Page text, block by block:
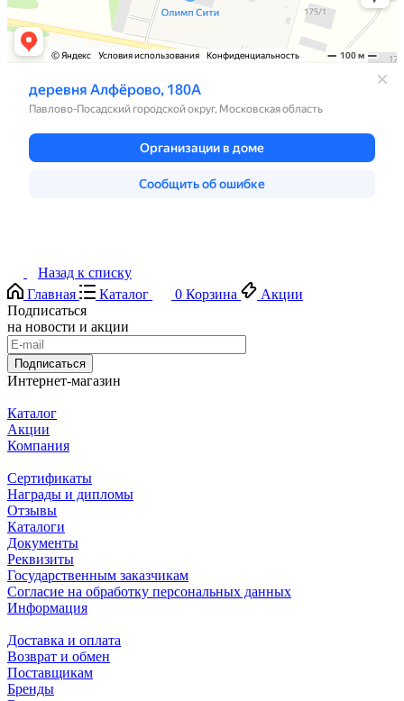
Назад к списку
Главная
Каталог 0 Корзина
Акции
Подписаться
на новости и акции
Подписаться
Интернет-магазин
Каталог
Акции
Компания
Сертификаты
Награды и дипломы
Отзывы
Каталоги
Документы
Реквизиты
Государственным заказчикам
Согласие на обработку персональных данных
Информация
Доставка и оплата
Возврат и обмен
Поставщикам
Бренды